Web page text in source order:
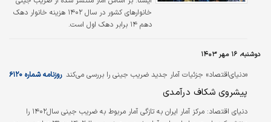
خانوارهای کشور در سال ۱۴۰۲ هزینه خانوار دهک
دهم ۱۴ برابر دهک اول است.
دوشنبه، ۱۶ مهر ۱۴۰۳
«دنیای‌اقتصاد» جزئیات آمار جدید ضریب جینی را بررسی می‌کند روزنامه شماره ۶۱۲۰
پیشروی شکاف درآمدی
دنیای اقتصاد:
مرکز آمار ایران به تازگی آمار مربوط به ضریب جینی سال۱۴۰۲ را